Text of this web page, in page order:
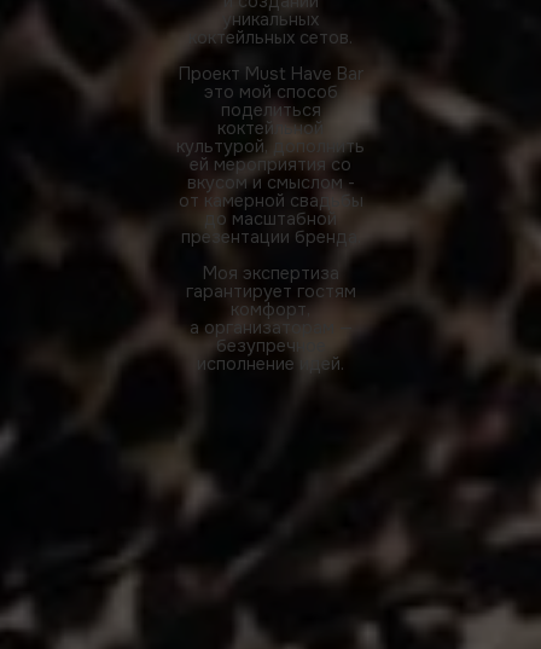
уникальных
коктейльных сетов.
Проект Must Have Bar
это мой способ
поделиться
коктейльной
культурой, дополнить
ей мероприятия со
вкусом и смыслом -
от камерной свадьбы
до масштабной
презентации бренда.
Моя экспертиза
гарантирует гостям
комфорт,
а организаторам —
безупречное
исполнение идей.